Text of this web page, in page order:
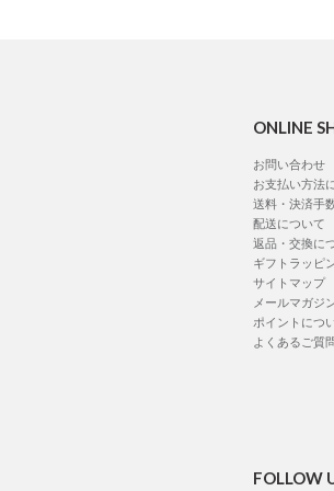
ONLINE
お問い合わせ
お支払い方法
送料・決済手
配送について
返品・交換に
ギフトラッピ
サイトマップ
メールマガジ
ポイントにつ
よくあるご質
FOLLOW